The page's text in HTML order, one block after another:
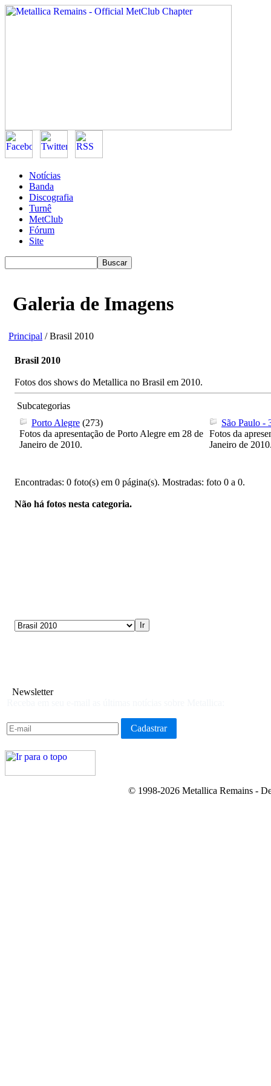
Notícias
Banda
Discografia
Turnê
MetClub
Fórum
Site
Galeria de Imagens
Principal / Brasil 2010
Brasil 2010
Fotos dos shows do Metallica no Brasil em 2010.
Subcategorias
Porto Alegre (273)
Fotos da apresentação de Porto Alegre em 28 de
Janeiro de 2010.
São Paulo -
Fotos da
Janeiro de
Encontradas: 0 foto(s) em 0 página(s). Mostradas: foto 0 a 0.
Não há fotos nesta categoria.
Newsletter
© 1998-2026 Metallica Remains -